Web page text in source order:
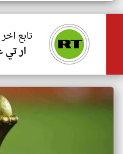
تابع
ار تي